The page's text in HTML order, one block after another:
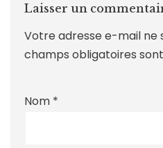
Laisser un
Votre adresse e-mail ne
champs obligatoires
Nom *